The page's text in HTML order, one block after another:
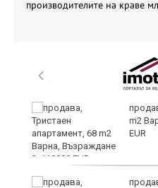
производителите на краве
m2
EUR